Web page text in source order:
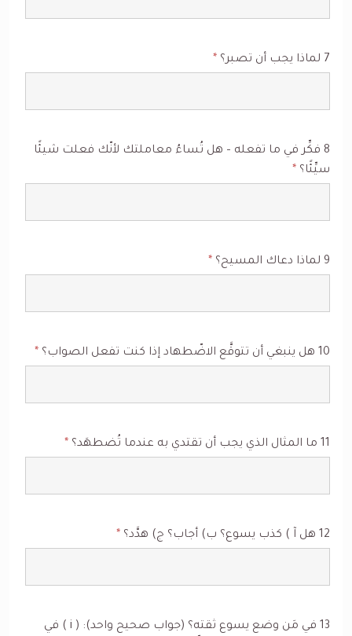
7 لماذا يجب أن تصبر؟ *
8 فكِّر في ما تفعله – هل تُساءُ معاملتك لأنّك فعلت شيئًا
سيِّئًا؟ *
9 لماذا دعاك المسيح؟ *
10 هل ينبغي أن تتوقَّع الاضّطهاد إذا كنت تفعل الصواب؟ *
11 ما المثال الذي يجب أن تقتدي به عندما تُضطهَد؟ *
12 هل آ ) كذب يسوع؟ ب) أجاب؟ ج) هدَّد؟ *
13 في مَن وضع يسوع ثقته؟ (جواب صحيح واحد): ( i ) في